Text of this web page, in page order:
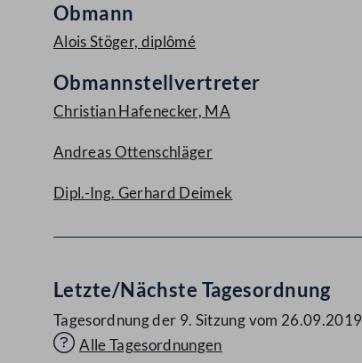
Obmann
Alois Stöger, diplômé
Obmannstellvertreter
Christian Hafenecker, MA
Andreas Ottenschläger
Dipl.-Ing. Gerhard Deimek
Letzte/Nächste Tagesordnung
Tagesordnung der 9. Sitzung vom 26.09.2019
Alle Tagesordnungen